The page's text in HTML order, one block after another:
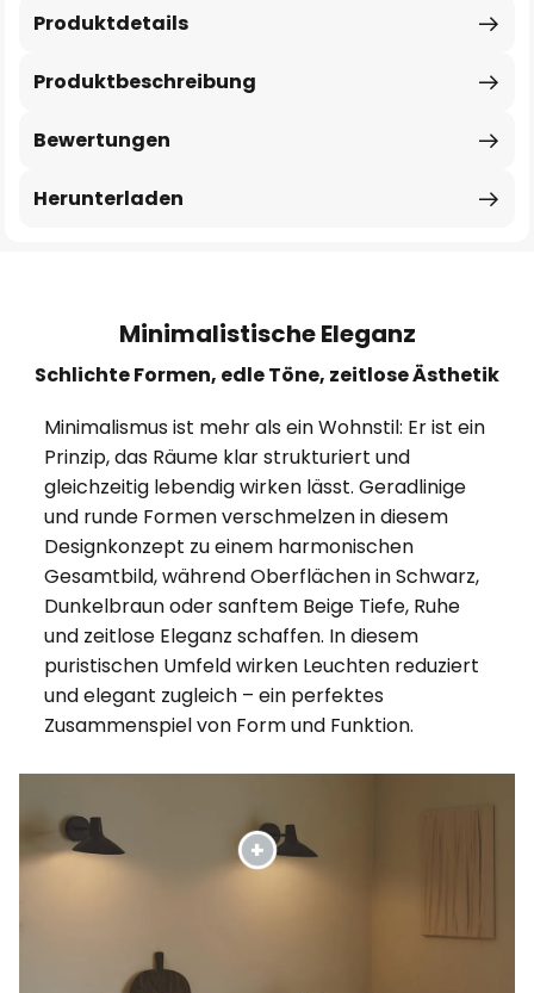
Produktbeschreibung
Produktdetails
Bewertungen
Herunterladen
Minimalistische Eleganz
Schlichte Formen, edle Töne, zeitlose Ästhetik
Minimalismus ist mehr als ein Wohnstil: Er ist ein
Prinzip, das Räume klar strukturiert und
gleichzeitig lebendig wirken lässt. Geradlinige
und runde Formen verschmelzen in diesem
Designkonzept zu einem harmonischen
Gesamtbild, während Oberflächen in Schwarz,
Dunkelbraun oder sanftem Beige Tiefe, Ruhe
und zeitlose Eleganz schaffen. In diesem
puristischen Umfeld wirken Leuchten reduziert
und elegant zugleich – ein perfektes
Zusammenspiel von Form und Funktion.